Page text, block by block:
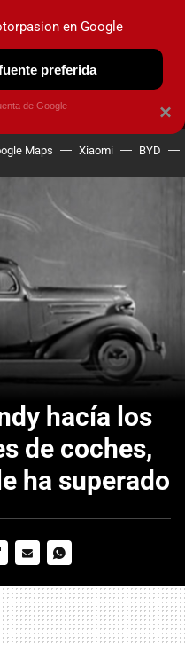
NUEVO
OBSERVATORIO
Maps Xiaomi BYD
hacía los
de coches,
ha superado
MAIL
×
en Google
preferida
de Google